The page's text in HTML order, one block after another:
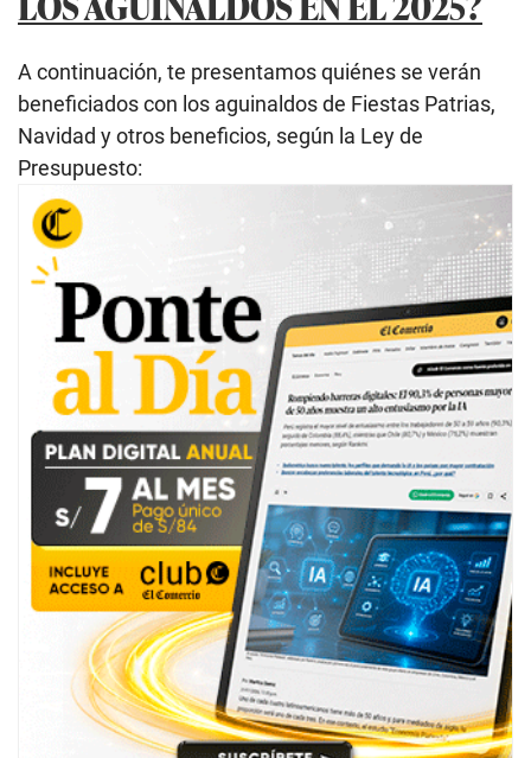
A continuación, te presentamos quiénes se verán
beneficiados con los aguinaldos de Fiestas Patrias,
Navidad y otros beneficios, según la Ley de
Presupuesto: